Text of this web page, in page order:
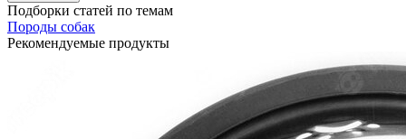
Подборки статей по темам
Породы собак
Рекомендуемые продукты